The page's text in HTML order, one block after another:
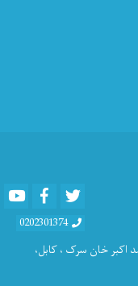
Youtube Facebook
0202301374
اکبر خان سرک ، کابل،